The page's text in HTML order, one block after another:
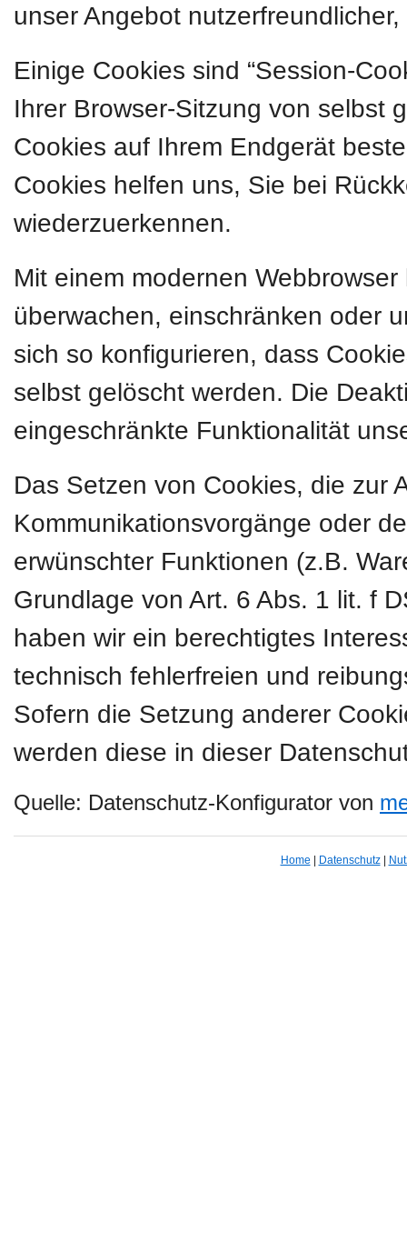
unser Angebot
Einige Cookies sind “Session-
Ihrer Browser-Sitzung von selbst
Cookies auf Ihrem Endgerät
Cookies helfen uns, Sie bei
wiederzuerkennen.
Mit einem modernen
überwachen, einschränken oder
sich so konfigurieren, dass
selbst gelöscht werden. Die
eingeschränkte Funktionalität
Das Setzen von Cookies, die zur
Kommunikationsvorgänge oder
erwünschter Funktionen (z.B.
Grundlage von Art. 6 Abs. 1 lit. f
haben wir ein berechtigtes
technisch fehlerfreien und
Sofern die Setzung anderer
werden diese in dieser
Quelle: Datenschutz-Konfigurator von
Home Datenschutz|